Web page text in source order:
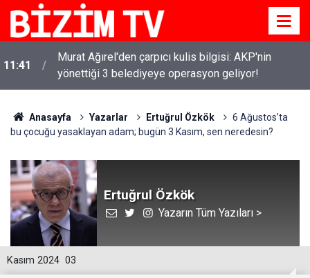
11:41
Murat Ağırel'den çarpıcı kulis bilgisi: AKP'nin
yönettiği 3 belediyeye operasyon geliyor!
Anasayfa Yazarlar Ertuğrul Özkök
6 Ağustos’ta
bu çocuğu yasaklayan adam; bugün 3 Kasım, sen neredesin?
Ertuğrul Özkök
Yazarın Tüm Yazıları >
03
Kasım 2024